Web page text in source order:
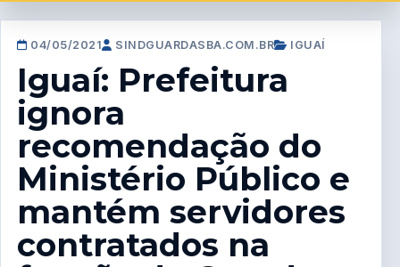
04/05/2021 SINDGUARDASBA.COM.BR IGUAÍ
Iguaí: Prefeitura
ignora
recomendação do
Ministério Público e
mantém servidores
contratados na